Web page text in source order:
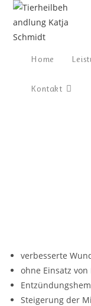
Home
Kontakt
verbesserte
ohne Einsatz
Steigerung der